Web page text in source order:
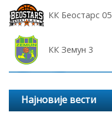
КК Беостарс 05
КК Земун 3
Најновије вести